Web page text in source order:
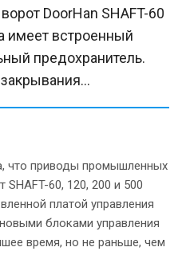
DoorHan SHAFT-60
имеет встроенный
предохранитель.
что приводы промышленных
60, 120, 200 и 500
платой управления
блоками управления
время, но не раньше, чем